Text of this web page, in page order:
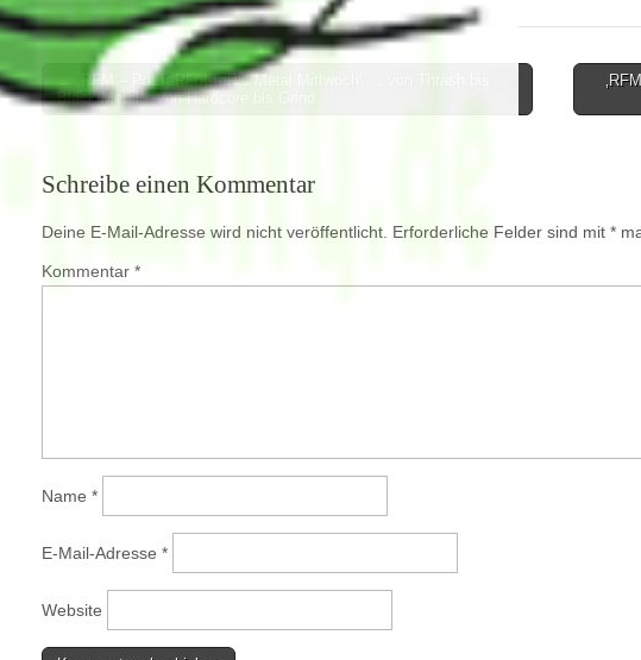
Post
navigation
← ‚RFM – PoLTeRFoLTeR‘s Metal Mittwoch‘ … von Thrash bis
Black Metal – von Hardcore bis Grind
Schreibe einen Kommentar
Deine E-Mail-Adresse wird nicht veröffentlicht. Erforderliche Felder sind mit *
Kommentar *
Name *
E-Mail-Adresse *
Website